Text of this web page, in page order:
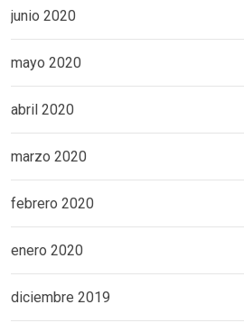
junio 2020
mayo 2020
abril 2020
marzo 2020
febrero 2020
enero 2020
diciembre 2019